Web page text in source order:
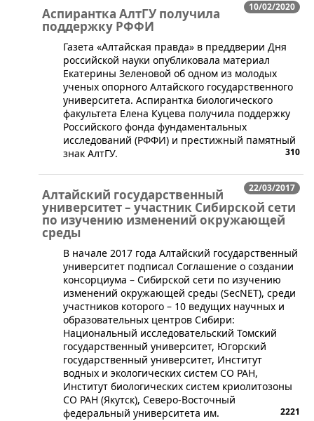
10/02/2020
Аспирантка АлтГУ получила
поддержку РФФИ
​Газета «Алтайская правда» в преддверии Дня
российской науки опубликовала материал
Екатерины Зеленовой об одном из молодых
ученых опорного Алтайского государственного
университета. Аспирантка биологического
факультета Елена Куцева получила поддержку
Российского фонда фундаментальных
исследований (РФФИ) и престижный памятный
знак АлтГУ.
310
22/03/2017
Алтайский государственный
университет – участник Сибирской сети
по изучению изменений окружающей
среды
В начале 2017 года Алтайский государственный
университет подписал Соглашение о создании
консорциума – Сибирской сети по изучению
изменений окружающей среды (SecNET), среди
участников которого – 10 ведущих научных и
образовательных центров Сибири:
Национальный исследовательский Томский
государственный университет, Югорский
государственный университет, Институт
водных и экологических систем СО РАН,
Институт биологических систем криолитозоны
СО РАН (Якутск), Северо-Восточный
федеральный университета им.
2221